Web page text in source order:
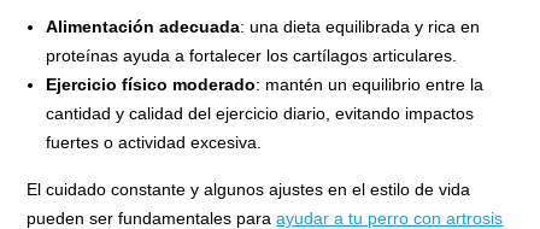
Alimentación adecuada: una dieta equilibrada y rica en
proteínas ayuda a fortalecer los cartílagos articulares.
Ejercicio físico moderado: mantén un equilibrio entre la
cantidad y calidad del ejercicio diario, evitando impactos
fuertes o actividad excesiva.
El cuidado constante y algunos ajustes en el estilo de vida
pueden ser fundamentales paraayudar a tu perro con artrosis